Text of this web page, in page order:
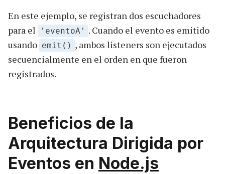
En este ejemplo, se registran dos escuchadores
para el
'eventoA' . Cuando el evento es emitido
usando emit() , ambos listeners son ejecutados
secuencialmente en el orden en que fueron
registrados.
Beneficios de la
Arquitectura Dirigida por
Eventos en Node.js